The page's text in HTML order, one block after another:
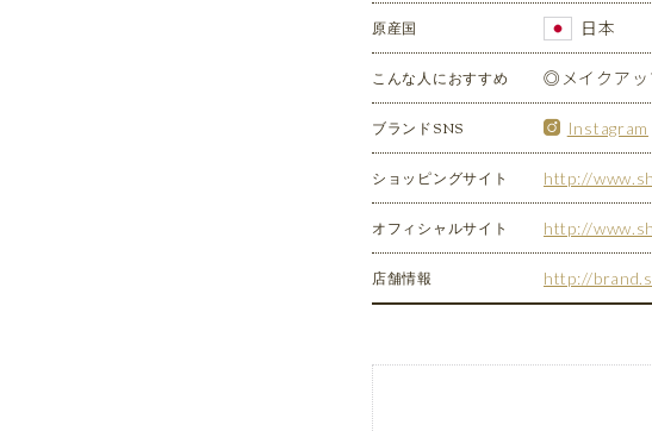
原産国 日本
こんな人におすすめ ◎メイクアッ
ブランドSNS Instagram
ショッピングサイト http://
オフィシャルサイト http://
店舗情報 http://